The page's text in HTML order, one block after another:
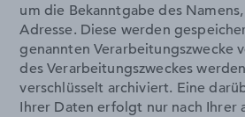
um die Bekanntgabe des
Adresse. Diese werden
genannten Verarbeitungszwecke
des Verarbeitungszweckes
verschlüsselt archiviert. Eine
Ihrer Daten erfolgt nur nach Ihrer